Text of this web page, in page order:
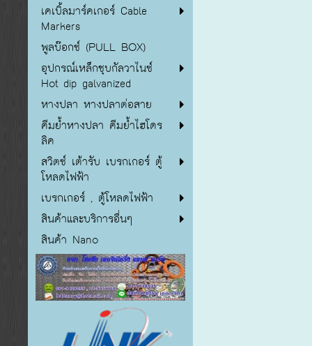
เคเบิ้ลมาร์คเกอร์ Cable
Markers
พูลบ๊อกซ์ (PULL BOX)
อุปกรณ์เหล็กชุบกัลวาไนซ์
Hot dip galvanized
หางปลา หางปลาต่อสาย
คีมย้ำหางปลา คีมย้ำไฮโดร
ลิค
สวิตซ์ เต้ารับ เบรกเกอร์ ตู้
โหลดไฟฟ้า
เบรกเกอร์ , ตู้โหลดไฟฟ้า
สินค้าและบริการอื่นๆ
สินค้า Nano